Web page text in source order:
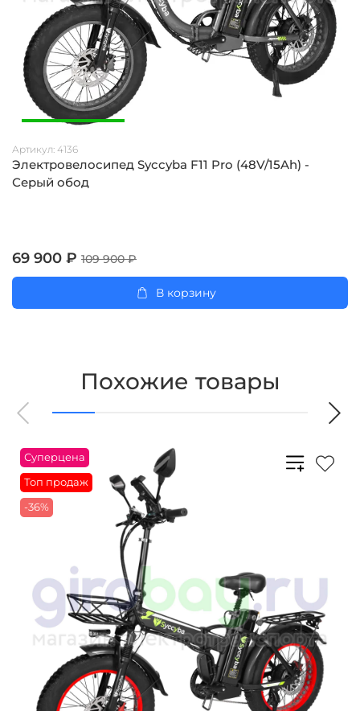
Артикул: 4136
Электровелосипед Syccyba F11 Pro (48V/15Ah) -
Серый обод
69 900 ₽ 109 900 ₽
В корзину
Похожие товары
Суперцена
Топ продаж
-36%